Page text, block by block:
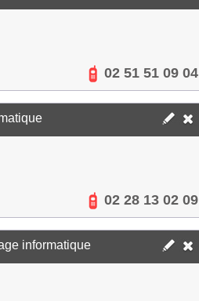
02 51 51 09 04
02 28 13 02 09
informatique